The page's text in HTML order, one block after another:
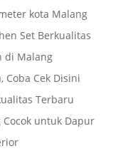
kota Malang
Set Berkualitas
di Malang
Cek Disini
Terbaru
untuk Dapur